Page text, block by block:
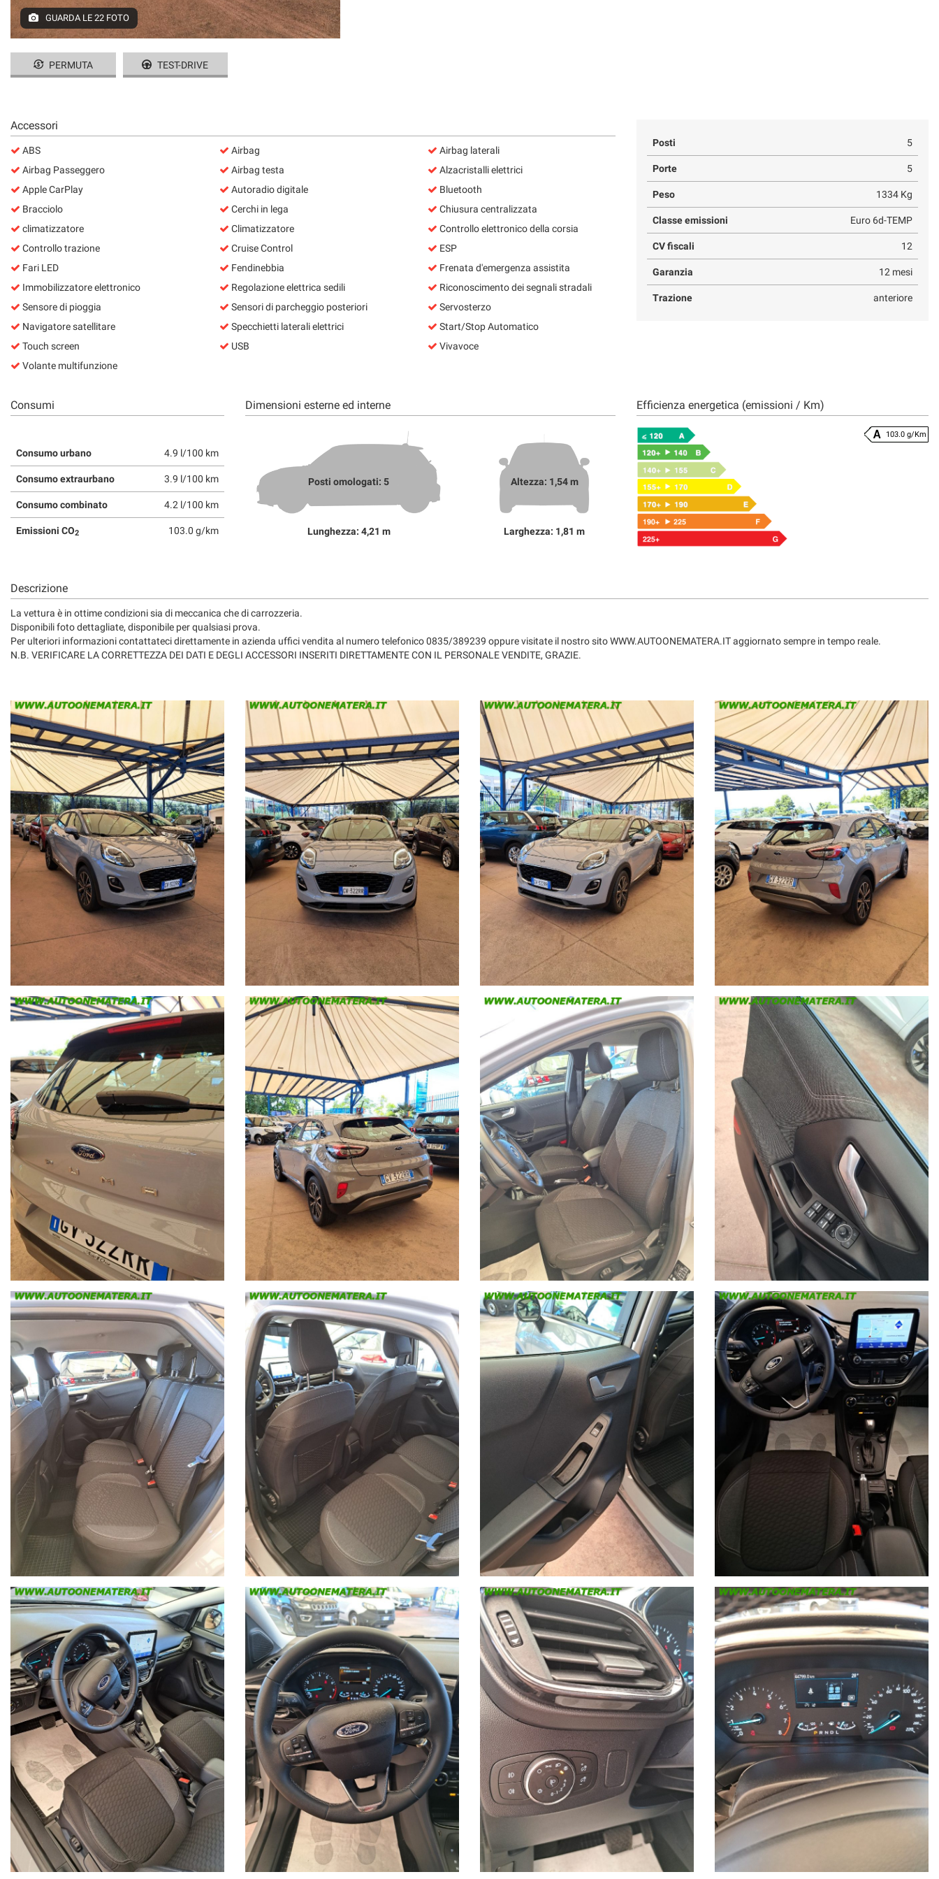
GUARDA LE 22 FOTO
PERMUTA TEST-DRIVE
Accessori
ABS
Airbag Passeggero
Apple CarPlay
Bracciolo
climatizzatore
Controllo trazione
Fari LED
Immobilizzatore elettronico
Sensore di pioggia
Navigatore satellitare
Touch screen
Volante multifunzione
Airbag
Airbag testa
Autoradio digitale
Cerchi in lega
Climatizzatore
Cruise Control
Fendinebbia
Regolazione elettrica sedili
Sensori di parcheggio posteriori
Specchietti laterali elettrici
USB
Airbag laterali
Alzacristalli elettrici
Bluetooth
Chiusura centralizzata
Controllo elettronico della corsia
ESP
Frenata d'emergenza assistita
Riconoscimento dei segnali stradali
Servosterzo
Start/Stop Automatico
Vivavoce
Posti 5
Porte 5
Peso 1334 Kg
Classe emissioni Euro 6d-TEMP
CV fiscali 12
Garanzia 12 mesi
Trazione anteriore
Consumi
Consumo urbano 4.9 l/100 km
Consumo extraurbano 3.9 l/100 km
Consumo combinato 4.2 l/100 km
Emissioni CO2 103.0 g/km
Dimensioni esterne ed interne
Posti omologati: 5
Lunghezza: 4,21 m
Altezza: 1,54 m
Larghezza: 1,81 m
Efficienza energetica (emissioni / Km)
103.0 g/Km
Descrizione
La vettura è in ottime condizioni sia di meccanica che di carrozzeria.
Disponibili foto dettagliate, disponibile per qualsiasi prova.
Per ulteriori informazioni contattateci direttamente in azienda uffici vendita al numero telefonico 0835/389239 oppure visitate il nostro sito WWW.AUTOONEMATERA.IT aggiornato sempre in tempo reale.
N.B. VERIFICARE LA CORRETTEZZA DEI DATI E DEGLI ACCESSORI INSERITI DIRETTAMENTE CON IL PERSONALE VENDITE, GRAZIE.
questi
strumenti
di
tracciamento
policy.
Puoi
rivedere
e
le
tue
scelte
qualsiasi
momento.
Cookie per il miglioramento dell'esperienza utente
Cookie analitici
Cookie di marketing